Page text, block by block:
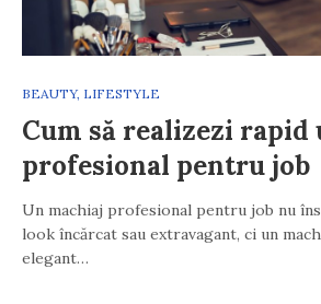
BEAUTY, LIFESTYLE
Cum să realizezi rapid
profesional pentru job
Un machiaj profesional pentru job nu
look încărcat sau extravagant, ci un
elegant…